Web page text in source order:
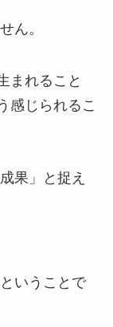
ん。
まれること
感じられるこ
果」と捉え
ということで